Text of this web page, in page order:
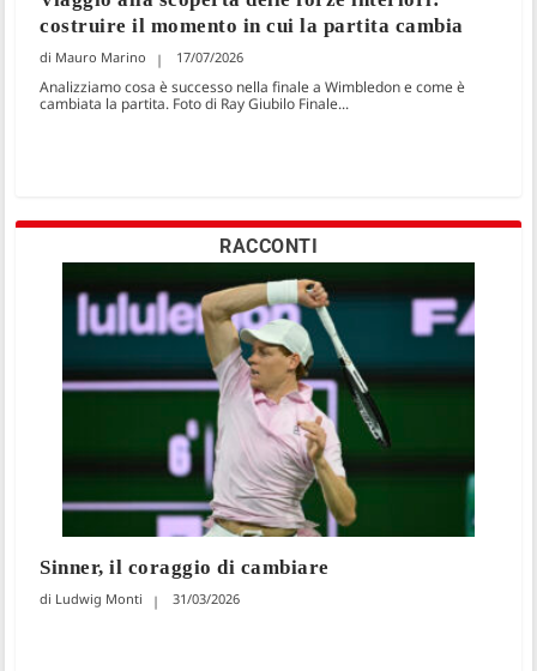
costruire il momento in cui la partita cambia
Mauro Marino 17/07/2026
Analizziamo cosa è successo nella finale a Wimbledon e come è
cambiata la partita. Foto di Ray Giubilo Finale...
RACCONTI
Sinner, il coraggio di cambiare
Ludwig Monti 31/03/2026